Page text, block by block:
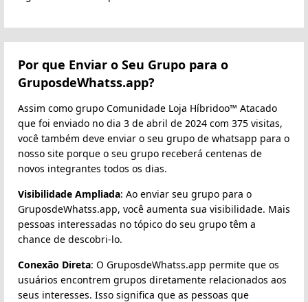
Por que Enviar o Seu Grupo para o
GruposdeWhatss.app?
Assim como grupo Comunidade Loja Híbridoo™ Atacado
que foi enviado no dia 3 de abril de 2024 com 375 visitas,
você também deve enviar o seu grupo de whatsapp para o
nosso site porque o seu grupo receberá centenas de
novos integrantes todos os dias.
Visibilidade Ampliada: Ao enviar seu grupo para o
GruposdeWhatss.app, você aumenta sua visibilidade. Mais
pessoas interessadas no tópico do seu grupo têm a
chance de descobri-lo.
Conexão Direta: O GruposdeWhatss.app permite que os
usuários encontrem grupos diretamente relacionados aos
seus interesses. Isso significa que as pessoas que